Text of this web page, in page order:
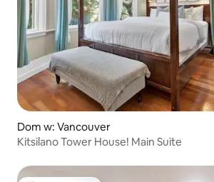
Dom w: Vancouver
Kitsilano Tower House! Main Suite